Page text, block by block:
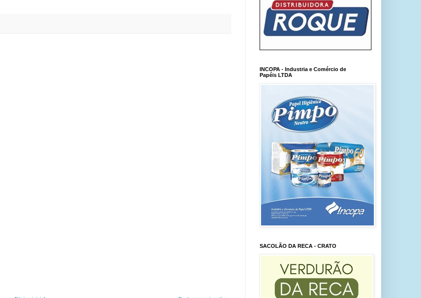
INCOPA - Industria e Comércio de
Papéis LTDA
SACOLÃO DA RECA - CRATO